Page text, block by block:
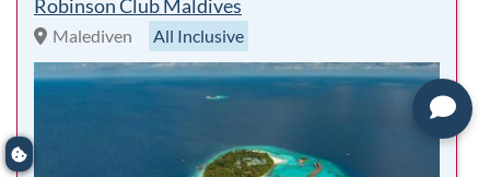
sehr beliebt